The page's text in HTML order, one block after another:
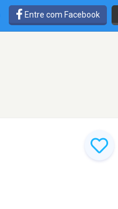
Entre com Facebook